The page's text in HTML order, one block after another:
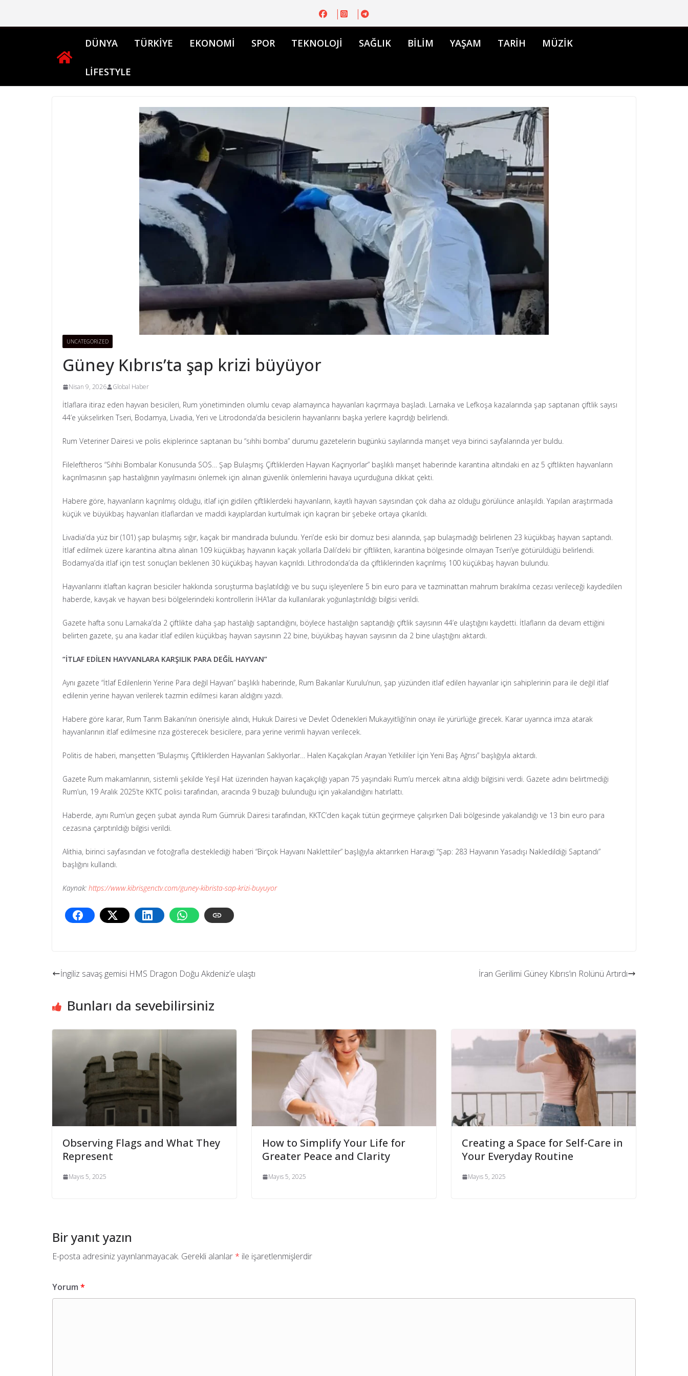
DÜNYA TÜRKİYE EKONOMİ SPOR TEKNOLOJİ SAĞLIK BİLİM YAŞAM TARİH MÜZİK
LİFESTYLE
UNCATEGORIZED
Güney Kıbrıs’ta şap krizi büyüyor
Nisan 9, 2026 Global Haber
İtlaflara itiraz eden hayvan besicileri, Rum yönetiminden olumlu cevap alamayınca hayvanları kaçırmaya başladı. Larnaka ve Lefkoşa kazalarında şap saptanan çiftlik sayısı
44’e yükselirken Tseri, Bodamya, Livadia, Yeri ve Litrodonda’da besicilerin hayvanlarını başka yerlere kaçırdığı belirlendi.
Rum Veteriner Dairesi ve polis ekiplerince saptanan bu “sıhhi bomba” durumu gazetelerin bugünkü sayılarında manşet veya birinci sayfalarında yer buldu.
Fileleftheros “Sıhhi Bombalar Konusunda SOS… Şap Bulaşmış Çiftliklerden Hayvan Kaçırıyorlar” başlıklı manşet haberinde karantina altındaki en az 5 çiftlikten hayvanların
kaçırılmasının şap hastalığının yayılmasını önlemek için alınan güvenlik önlemlerini havaya uçurduğuna dikkat çekti.
Habere göre, hayvanların kaçırılmış olduğu, itlaf için gidilen çiftliklerdeki hayvanların, kayıtlı hayvan sayısından çok daha az olduğu görülünce anlaşıldı. Yapılan araştırmada
küçük ve büyükbaş hayvanları itlaflardan ve maddi kayıplardan kurtulmak için kaçıran bir şebeke ortaya çıkarıldı.
Livadia’da yüz bir (101) şap bulaşmış sığır, kaçak bir mandırada bulundu. Yeri’de eski bir domuz besi alanında, şap bulaşmadığı belirlenen 23 küçükbaş hayvan saptandı.
İtlaf edilmek üzere karantina altına alınan 109 küçükbaş hayvanın kaçak yollarla Dali’deki bir çiftlikten, karantina bölgesinde olmayan Tseri’ye götürüldüğü belirlendi.
Bodamya’da itlaf için test sonuçları beklenen 30 küçükbaş hayvan kaçırıldı. Lithrodonda’da da çiftliklerinden kaçırılmış 100 küçükbaş hayvan bulundu.
Hayvanlarını itlaftan kaçıran besiciler hakkında soruşturma başlatıldığı ve bu suçu işleyenlere 5 bin euro para ve tazminattan mahrum bırakılma cezası verileceği kaydedilen
haberde, kavşak ve hayvan besi bölgelerindeki kontrollerin İHA’lar da kullanılarak yoğunlaştırıldığı bilgisi verildi.
Gazete hafta sonu Larnaka’da 2 çiftlikte daha şap hastalığı saptandığını, böylece hastalığın saptandığı çiftlik sayısının 44’e ulaştığını kaydetti. İtlafların da devam ettiğini
belirten gazete, şu ana kadar itlaf edilen küçükbaş hayvan sayısının 22 bine, büyükbaş hayvan sayısının da 2 bine ulaştığını aktardı.
“İTLAF EDİLEN HAYVANLARA KARŞILIK PARA DEĞİL HAYVAN”
Aynı gazete “İtlaf Edilenlerin Yerine Para değil Hayvan” başlıklı haberinde, Rum Bakanlar Kurulu’nun, şap yüzünden itlaf edilen hayvanlar için sahiplerinin para ile değil itlaf
edilenin yerine hayvan verilerek tazmin edilmesi kararı aldığını yazdı.
Habere göre karar, Rum Tarım Bakanı’nın önerisiyle alındı, Hukuk Dairesi ve Devlet Ödenekleri Mukayyitliği’nin onayı ile yürürlüğe girecek. Karar uyarınca imza atarak
hayvanlarının itlaf edilmesine rıza gösterecek besicilere, para yerine verimli hayvan verilecek.
Politis de haberi, manşetten “Bulaşmış Çiftliklerden Hayvanları Saklıyorlar… Halen Kaçakçıları Arayan Yetkililer İçin Yeni Baş Ağrısı” başlığıyla aktardı.
Gazete Rum makamlarının, sistemli şekilde Yeşil Hat üzerinden hayvan kaçakçılığı yapan 75 yaşındaki Rum’u mercek altına aldığı bilgisini verdi. Gazete adını belirtmediği
Rum’un, 19 Aralık 2025’te KKTC polisi tarafından, aracında 9 buzağı bulunduğu için yakalandığını hatırlattı.
Haberde, aynı Rum’un geçen şubat ayında Rum Gümrük Dairesi tarafından, KKTC’den kaçak tütün geçirmeye çalışırken Dali bölgesinde yakalandığı ve 13 bin euro para
cezasına çarptırıldığı bilgisi verildi.
Alithia, birinci sayfasından ve fotoğrafla desteklediği haberi “Birçok Hayvanı Naklettiler” başlığıyla aktarırken Haravgi “Şap: 283 Hayvanın Yasadışı Nakledildiği Saptandı”
başlığını kullandı.
Kaynak: https://www.kibrisgenctv.com/guney-kibrista-sap-krizi-buyuyor
İngiliz savaş gemisi HMS Dragon Doğu Akdeniz’e ulaştı İran Gerilimi Güney Kıbrıs’ın Rolünü Artırdı
Bunları da sevebilirsiniz
Observing Flags and What They
Represent
Mayıs 5, 2025
How to Simplify Your Life for
Greater Peace and Clarity
Mayıs 5, 2025
Creating a Space for Self-Care in
Your Everyday Routine
Mayıs 5, 2025
Bir yanıt yazın
E-posta adresiniz yayınlanmayacak. Gerekli alanlar * ile işaretlenmişlerdir
Yorum *